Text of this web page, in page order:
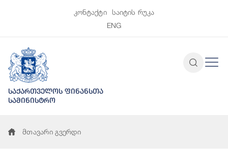
კონტაქტი
საიტის რუკა
ENG
საქართველოს ფინანსთა
სამინისტრო
მთავარი გვერდი